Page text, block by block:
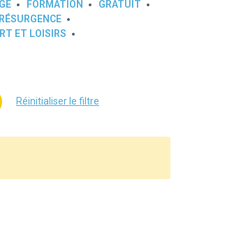
FORMATION
GRATUIT
RÉSURGENCE
ET LOISIRS
Réinitialiser le filtre